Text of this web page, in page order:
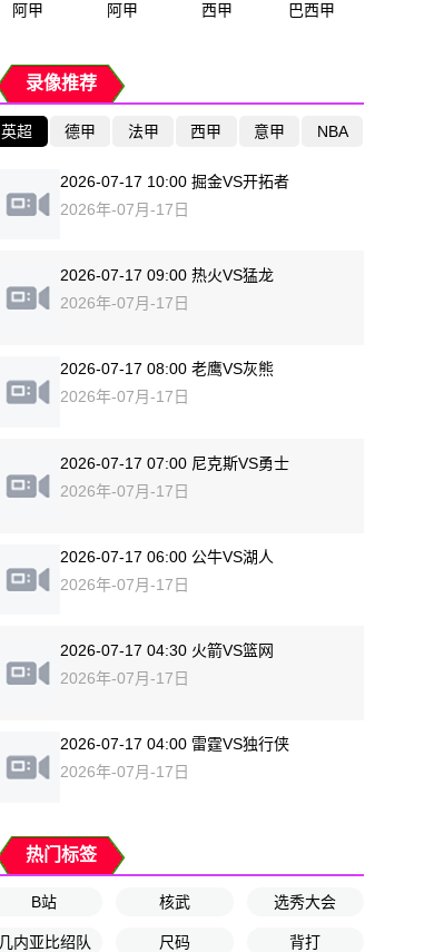
阿甲 阿甲 西甲 巴西甲
录像推荐
英超 德甲 法甲 西甲 意甲 NBA
2026-07-17 10:00 掘金VS开拓者
2026年-07月-17日
2026-07-17 09:00 热火VS猛龙
2026年-07月-17日
2026-07-17 08:00 老鹰VS灰熊
2026年-07月-17日
2026-07-17 07:00 尼克斯VS勇士
2026年-07月-17日
2026-07-17 06:00 公牛VS湖人
2026年-07月-17日
2026-07-17 04:30 火箭VS篮网
2026年-07月-17日
2026-07-17 04:00 雷霆VS独行侠
2026年-07月-17日
热门标签
B站 核武 选秀大会
几内亚比绍队 尺码 背打